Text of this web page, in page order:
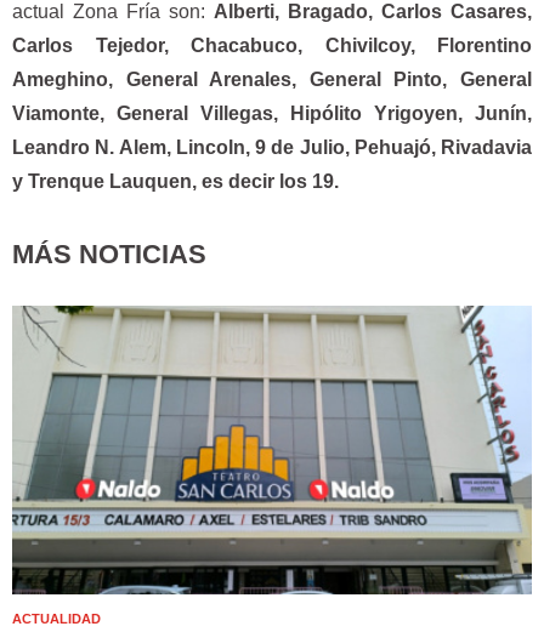
actual Zona Fría son: Alberti, Bragado, Carlos Casares,
Carlos Tejedor, Chacabuco, Chivilcoy, Florentino
Ameghino, General Arenales, General Pinto, General
Viamonte, General Villegas, Hipólito Yrigoyen, Junín,
Leandro N. Alem, Lincoln, 9 de Julio, Pehuajó, Rivadavia
y Trenque Lauquen, es decir los 19.
MÁS NOTICIAS
ACTUALIDAD